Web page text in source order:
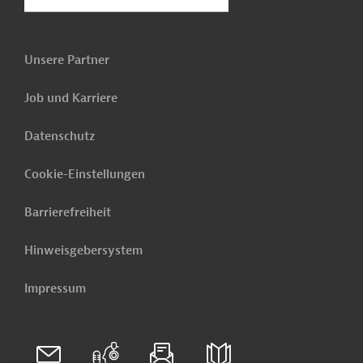
Unsere Partner
Job und Karriere
Datenschutz
Cookie-Einstellungen
Barrierefreiheit
Hinweisgebersystem
Impressum